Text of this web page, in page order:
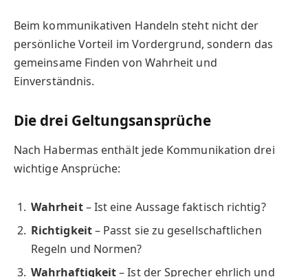
Beim kommunikativen Handeln steht nicht der
persönliche Vorteil im Vordergrund, sondern das
gemeinsame Finden von Wahrheit und
Einverständnis.
Die drei Geltungsansprüche
Nach Habermas enthält jede Kommunikation drei
wichtige Ansprüche:
Wahrheit– Ist eine Aussage faktisch richtig?
Richtigkeit– Passt sie zu gesellschaftlichen
Regeln und Normen?
Wahrhaftigkeit– Ist der Sprecher ehrlich und